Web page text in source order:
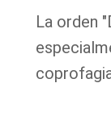
La orden